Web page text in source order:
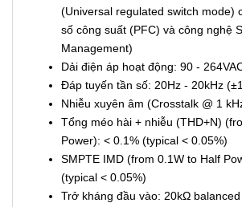
(Universal regulated switch mode)
số công suất (PFC) và công nghệ
Management)
Dải điện áp hoạt động: 90 -
Đáp tuyến tần số: 20Hz - 20kHz
Nhiễu xuyên âm (Crosstalk @ 1
Tổng méo hài + nhiễu (THD+N)
Power): < 0.1% (typical < 0.05%)
SMPTE IMD (from 0.1W to Half
(typical < 0.05%)
Trở kháng đầu vào: 20kΩ balanced